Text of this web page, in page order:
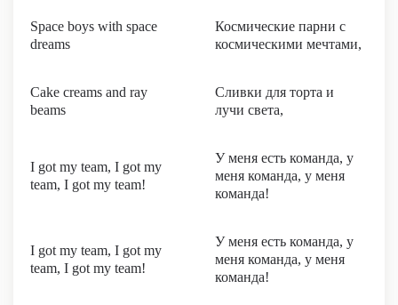
Space boys with space
dreams
Космические парни с
космическими мечтами,
Cake creams and ray
beams
Сливки для торта и
лучи света,
I got my team, I got my
team, I got my team!
У меня есть команда, у
меня команда, у меня
команда!
I got my team, I got my
team, I got my team!
У меня есть команда, у
меня команда, у меня
команда!